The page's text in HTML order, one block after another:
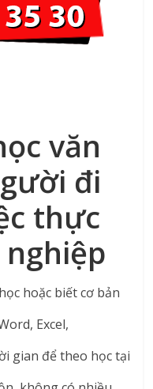
văn
đi
thực
hoặc biết cơ bản
Excel,
gian để theo học tại